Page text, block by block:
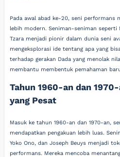
Pada awal abad ke-20, seni performans
lebih modern. Seniman-seniman seperti
Tzara menjadi pionir dalam dunia seni
mengeksplorasi ide tentang apa yang
terhadap gerakan Dada yang menolak
membantu membentuk pemahaman
Tahun 1960-an dan
yang Pesat
Masuk ke tahun 1960-an dan 1970-an,
mendapatkan pengakuan lebih luas.
Yoko Ono, dan Joseph Beuys menjadi
performans. Mereka mencoba